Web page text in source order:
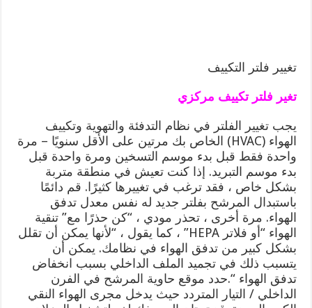
تغيير فلتر التكييف
تغير فلتر تكييف مركزي
يجب تغيير الفلتر في نظام التدفئة والتهوية وتكييف
الهواء (HVAC) الخاص بك مرتين على الأقل سنويًا – مرة
واحدة فقط قبل بدء موسم التسخين ومرة ​​واحدة قبل
بدء موسم التبريد. إذا كنت تعيش في منطقة متربة
بشكل خاص ، فقد ترغب في تغييرها كثيرًا. قم دائمًا
باستبدال المرشح بفلتر جديد له نفس معدل تدفق
الهواء. مرة أخرى ، تحذر مودي ، “كن حذرًا مع” تنقية
الهواء “أو فلاتر HEPA” ، كما يقول ، “لأنها يمكن أن تقلل
بشكل كبير من تدفق الهواء في نظامك. يمكن أن
يتسبب ذلك في تجميد الملف الداخلي بسبب انخفاض
تدفق الهواء “.حدد موقع حاوية المرشح في الفرن
الداخلي / التيار المتردد حيث يدخل مجرى الهواء النقي